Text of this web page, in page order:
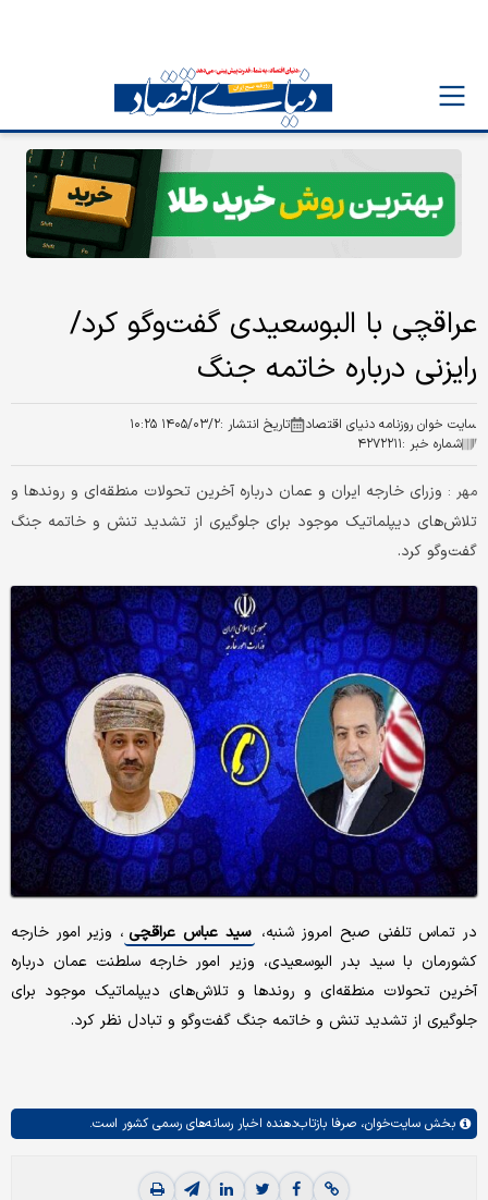
عراقچی با البوسعیدی گفت‌و‌گو کرد/
رایزنی درباره خاتمه جنگ
سایت خوان روزنامه دنیای اقتصاد تاریخ انتشار :۱۴۰۵/۰۳/۲ ۱۰:۲۵
شماره خبر :۴۲۷۲۲۱۱
مهر : وزرای خارجه ایران و عمان درباره آخرین تحولات منطقه‌ای و روندها و
تلاش‌های دیپلماتیک موجود برای جلوگیری از تشدید تنش و خاتمه جنگ
گفت‌وگو کرد.
در تماس تلفنی صبح امروز شنبه، سید عباس عراقچی ، وزیر امور خارجه
کشورمان با سید بدر البوسعیدی، وزیر امور خارجه سلطنت عمان درباره
آخرین تحولات منطقه‌ای و روندها و تلاش‌های دیپلماتیک موجود برای
جلوگیری از تشدید تنش و خاتمه جنگ گفت‌وگو و تبادل نظر کرد.
بخش سایت‌خوان، صرفا بازتاب‌دهنده اخبار رسانه‌های رسمی کشور است.